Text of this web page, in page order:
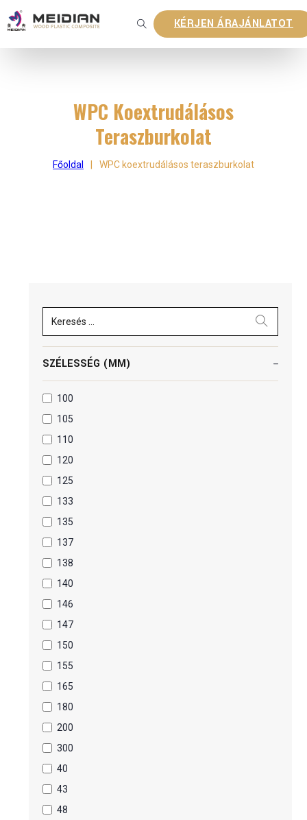
KÉRJEN ÁRAJÁNLATOT
WPC Koextrudálásos
Teraszburkolat
Főoldal WPC koextrudálásos teraszburkolat
SZÉLESSÉG (MM)
100
105
110
120
125
133
135
137
138
140
146
147
150
155
165
180
200
300
40
43
48